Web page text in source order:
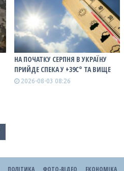
НА ПОЧАТКУ СЕРПНЯ В УКРАЇНУ
ПРИЙДЕ СПЕКА У +39С° ТА ВИЩЕ
2026-08-03 08:26
ПОЛІТИКА ФОТО-ВІДЕО ЕКОНОМІКА